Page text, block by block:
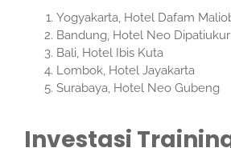
Yogyakarta, Hotel Dafam
Bandung, Hotel Neo Dipatiukur
Bali, Hotel Ibis Kuta
Lombok, Hotel Jayakarta
Surabaya, Hotel Neo Gubeng
Investasi